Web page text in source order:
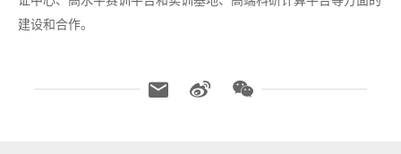
建设和合作。